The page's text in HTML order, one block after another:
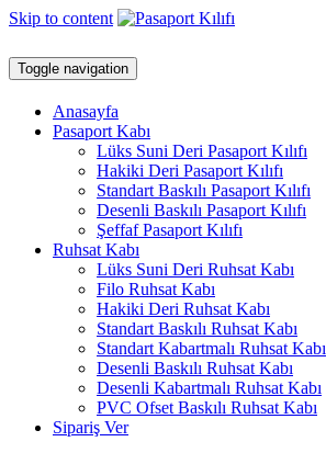
Skip to content
Toggle navigation
Anasayfa
Pasaport Kabı
Lüks Suni Deri Pasaport Kılıfı
Hakiki Deri Pasaport Kılıfı
Standart Baskılı Pasaport Kılıfı
Desenli Baskılı Pasaport Kılıfı
Şeffaf Pasaport Kılıfı
Ruhsat Kabı
Lüks Suni Deri Ruhsat Kabı
Filo Ruhsat Kabı
Hakiki Deri Ruhsat Kabı
Standart Baskılı Ruhsat Kabı
Standart Kabartmalı Ruhsat Kabı
Desenli Baskılı Ruhsat Kabı
Desenli Kabartmalı Ruhsat Kabı
PVC Ofset Baskılı Ruhsat Kabı
Sipariş Ver